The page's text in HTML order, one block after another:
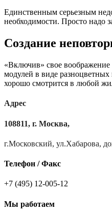
Единственным серьезным
необходимости. Просто надо
Создание
«Включив» свое воображение
модулей в виде
хорошо смотрится в любой
Адрес
108811, г. Москва,
г.Московский, ул.Хабарова,
Телефон / Факс
+7 (495) 12-005-12
Мы работаем